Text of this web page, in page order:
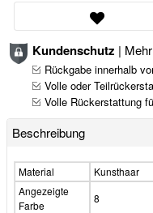
Kundenschutz |
Rückgabe innerhalb
Volle oder
Volle Rückerstattung
Beschreibung
Material
Kunsthaar
Angezeigte
Farbe
8